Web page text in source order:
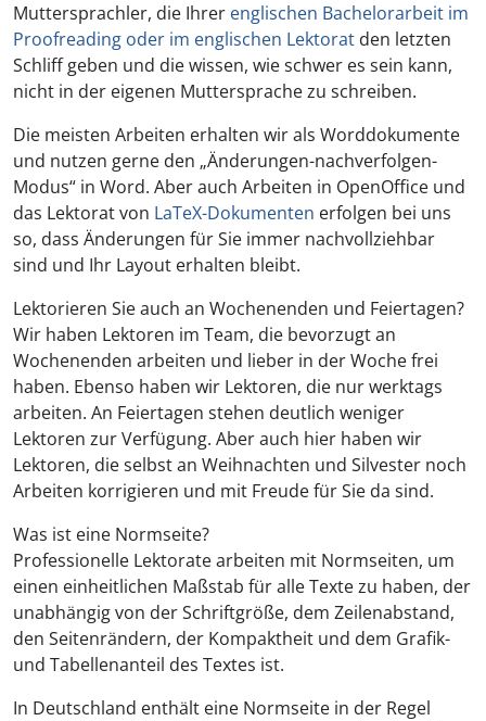
Muttersprachler, die Ihrer englischen Bachelorarbeit im
Proofreading oder im englischen Lektorat den letzten
Schliff geben und die wissen, wie schwer es sein kann,
nicht in der eigenen Muttersprache zu schreiben.
Die meisten Arbeiten erhalten wir als Worddokumente
und nutzen gerne den „Änderungen-nachverfolgen-
Modus“ in Word. Aber auch Arbeiten in OpenOffice und
das Lektorat von LaTeX-Dokumenten erfolgen bei uns
so, dass Änderungen für Sie immer nachvollziehbar
sind und Ihr Layout erhalten bleibt.
Lektorieren Sie auch an Wochenenden und Feiertagen?
Wir haben Lektoren im Team, die bevorzugt an
Wochenenden arbeiten und lieber in der Woche frei
haben. Ebenso haben wir Lektoren, die nur werktags
arbeiten. An Feiertagen stehen deutlich weniger
Lektoren zur Verfügung. Aber auch hier haben wir
Lektoren, die selbst an Weihnachten und Silvester noch
Arbeiten korrigieren und mit Freude für Sie da sind.
Was ist eine Normseite?
Professionelle Lektorate arbeiten mit Normseiten, um
einen einheitlichen Maßstab für alle Texte zu haben, der
unabhängig von der Schriftgröße, dem Zeilenabstand,
den Seitenrändern, der Kompaktheit und dem Grafik-
und Tabellenanteil des Textes ist.
In Deutschland enthält eine Normseite in der Regel